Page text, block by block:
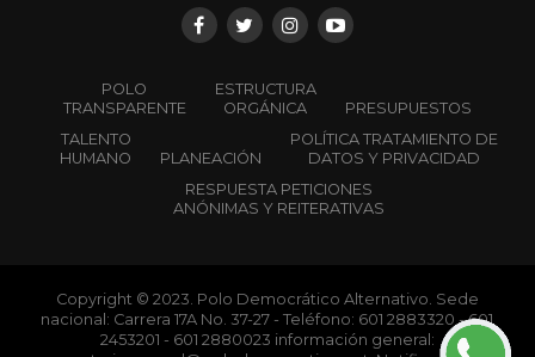
mantener este grado de movilización es un reclamo y un
posicionamiento por la paz, un grito por la vida.
En las calles y carreteras, el pueblo colombiano inició
una movilización con una motivación económica, tan
contundente, que logró tumbar la reforma
tributaria. Esta reforma que pretendía aplicar el
gobierno actual quedó sepultada el cinco de mayo
expresa otro mayor, y es el haber logrado situar a la
economía en la arena de la contienda política. Esto es,